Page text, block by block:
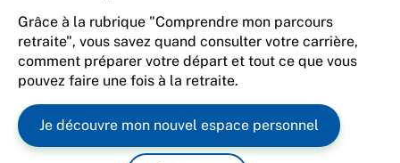
Grâce à la rubrique "Comprendre mon parcours
retraite", vous savez quand consulter votre carrière,
comment préparer votre départ et tout ce que vous
pouvez faire une fois à la retraite.
Je découvre mon nouvel espace personnel